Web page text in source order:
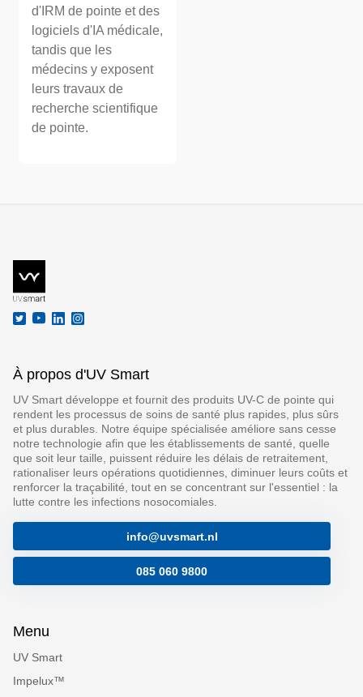
d'IRM de pointe et des
logiciels d'IA médicale,
tandis que les
médecins y exposent
leurs travaux de
recherche scientifique
de pointe.
À propos d'UV Smart
UV Smart développe et fournit des produits UV-C de pointe qui
rendent les processus de soins de santé plus rapides, plus sûrs
et plus durables. Notre équipe spécialisée améliore sans cesse
notre technologie afin que les établissements de santé, quelle
que soit leur taille, puissent réduire les délais de retraitement,
rationaliser leurs opérations quotidiennes, diminuer leurs coûts et
renforcer la traçabilité, tout en se concentrant sur l'essentiel : la
lutte contre les infections nosocomiales.
info@uvsmart.nl
085 060 9800
Menu
UV Smart
Impelux™